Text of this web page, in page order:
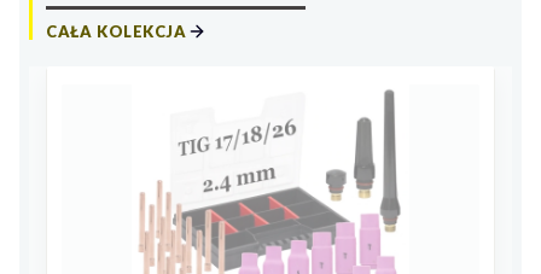
CAŁA KOLEKCJA